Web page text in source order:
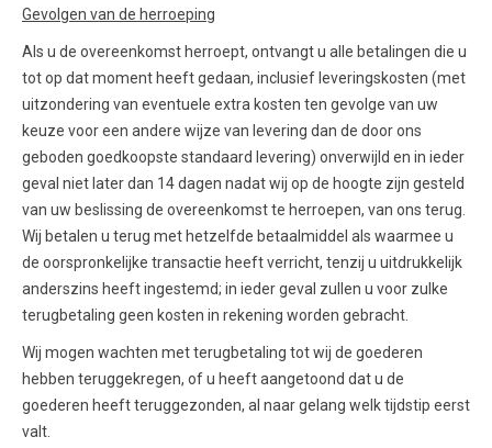
Gevolgen van de herroeping
Als u de overeenkomst herroept, ontvangt u alle betalingen die u
tot op dat moment heeft gedaan, inclusief leveringskosten (met
uitzondering van eventuele extra kosten ten gevolge van uw
keuze voor een andere wijze van levering dan de door ons
geboden goedkoopste standaard levering) onverwijld en in ieder
geval niet later dan 14 dagen nadat wij op de hoogte zijn gesteld
van uw beslissing de overeenkomst te herroepen, van ons terug.
Wij betalen u terug met hetzelfde betaalmiddel als waarmee u
de oorspronkelijke transactie heeft verricht, tenzij u uitdrukkelijk
anderszins heeft ingestemd; in ieder geval zullen u voor zulke
terugbetaling geen kosten in rekening worden gebracht.
Wij mogen wachten met terugbetaling tot wij de goederen
hebben teruggekregen, of u heeft aangetoond dat u de
goederen heeft teruggezonden, al naar gelang welk tijdstip eerst
valt.